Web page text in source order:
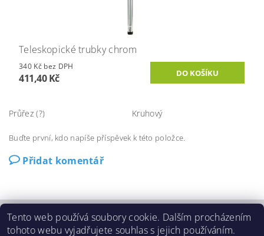
Teleskopické trubky chrom
340 Kč bez DPH
411,40 Kč
Průřez (?) Kruhový
Buďte první, kdo napíše příspěvek k této položce.
Přidat komentář
O Beam | Ochrana osobních údajů (GDPR) |
Tento web používá soubory cookie. Dalším procházením
tohoto webu vyjadřujete souhlas s jejich používáním.